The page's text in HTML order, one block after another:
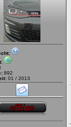
892
01 / 2013